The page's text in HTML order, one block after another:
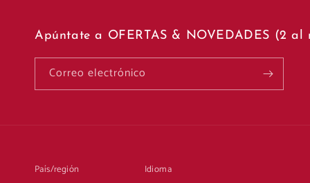
Apúntate a OFERTAS & NOVEDADES (2 al
Correo electrónico
País/región Idioma